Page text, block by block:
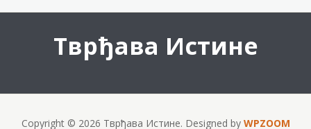
Тврђава Истине
Copyright © 2026 Тврђава Истине. Designed by WPZOOM